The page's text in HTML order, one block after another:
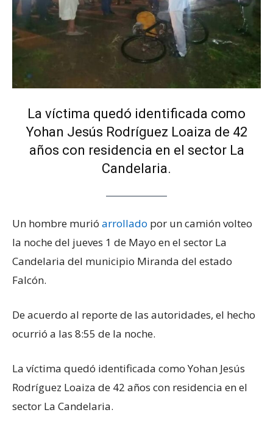
La víctima quedó identificada como
Yohan Jesús Rodríguez Loaiza de 42
años con residencia en el sector La
Candelaria.
Un hombre murió arrollado por un camión volteo
la noche del jueves 1 de Mayo en el sector La
Candelaria del municipio Miranda del estado
Falcón.
De acuerdo al reporte de las autoridades, el hecho
ocurrió a las 8:55 de la noche.
La víctima quedó identificada como Yohan Jesús
Rodríguez Loaiza de 42 años con residencia en el
sector La Candelaria.